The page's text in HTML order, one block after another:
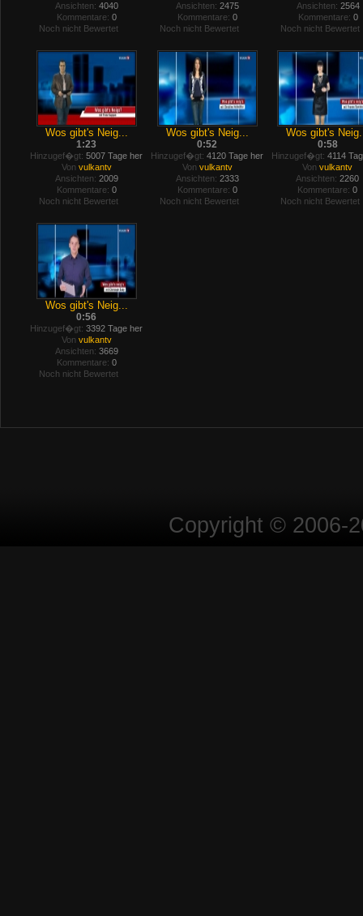
Ansichten: 4040
Kommentare: 0
Noch nicht Bewertet
Ansichten: 2475
Kommentare: 0
Noch nicht Bewertet
Ansichten: 2564
Kommentare: 0
Noch nicht Bewertet
Wos gibt's Neig...
1:23
Hinzugef�gt: 5007 Tage her
Von vulkantv
Ansichten: 2009
Kommentare: 0
Noch nicht Bewertet
Wos gibt's Neig...
0:52
Hinzugef�gt: 4120 Tage her
Von vulkantv
Ansichten: 2333
Kommentare: 0
Noch nicht Bewertet
Wos gibt's
0:58
Hinzugef�gt: 4114
Von vulkantv
Ansichten: 2260
Kommentare: 0
Noch nicht Bewertet
Wos gibt's Neig...
0:56
Hinzugef�gt: 3392 Tage her
Von vulkantv
Ansichten: 3669
Kommentare: 0
Noch nicht Bewertet
Copyright © 2006-